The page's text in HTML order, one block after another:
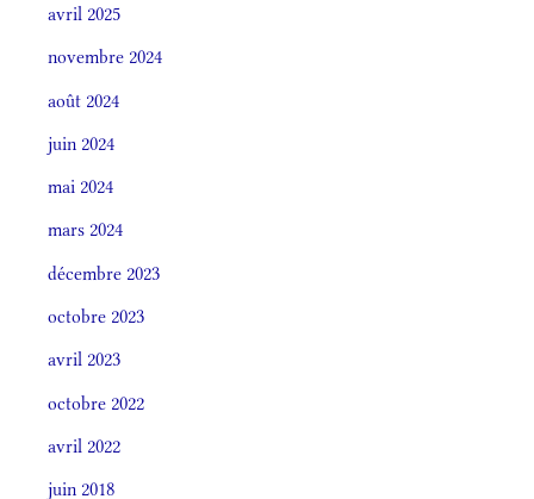
avril 2025
novembre 2024
août 2024
juin 2024
mai 2024
mars 2024
décembre 2023
octobre 2023
avril 2023
octobre 2022
avril 2022
juin 2018